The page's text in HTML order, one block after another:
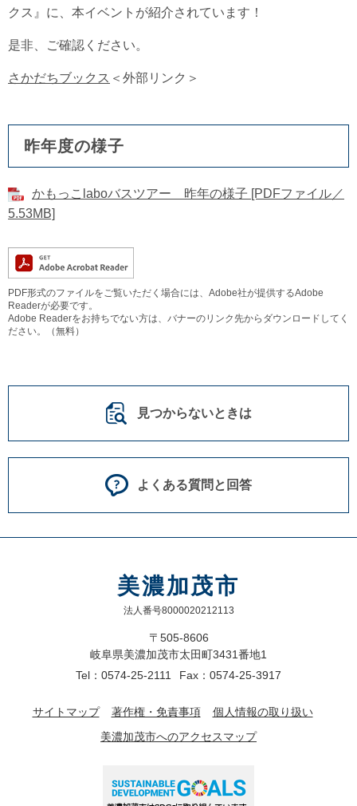
クス』に、本イベントが紹介されています！
是非、ご確認ください。
さかだちブックス ＜外部リンク＞
昨年度の様子
かもっこlaboバスツアー 昨年の様子 [PDFファイル／
5.53MB]
PDF形式のファイルをご覧いただく場合には、Adobe社が提供するAdobe
Readerが必要です。
Adobe Readerをお持ちでない方は、バナーのリンク先からダウンロードしてく
ださい。（無料）
見つからないときは
よくある質問と回答
美濃加茂市
法人番号8000020212113
〒505-8606
岐阜県美濃加茂市太田町3431番地1
Tel：0574-25-2111
Fax：0574-25-3917
サイトマップ 著作権・免責事項
個人情報の取り扱い
美濃加茂市へのアクセスマップ